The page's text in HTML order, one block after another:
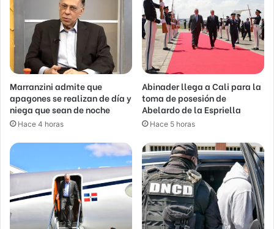
Marranzini admite que
apagones se realizan de día y
niega que sean de noche
Hace 4 horas
Abinader llega a Cali para la
toma de posesión de
Abelardo de la Espriella
Hace 5 horas